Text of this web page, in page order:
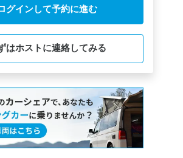
ログインして予約に進む
はホストに連絡してみる